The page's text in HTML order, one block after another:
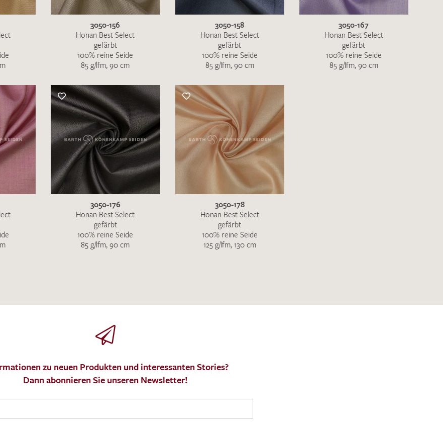
3050-156
Honan Best Select
gefärbt
100% reine Seide
85 g/lfm, 90 cm
3050-158
Honan Best Select
gefärbt
100% reine Seide
85 g/lfm, 90 cm
3050-167
Honan Best Select
gefärbt
100% reine Seide
85 g/lfm, 90 cm
3050-176
Honan Best Select
gefärbt
100% reine Seide
85 g/lfm, 90 cm
3050-178
Honan Best Select
gefärbt
100% reine Seide
125 g/lfm, 130 cm
zu neuen Produkten und interessanten Stories?
Dann abonnieren Sie unseren Newsletter!